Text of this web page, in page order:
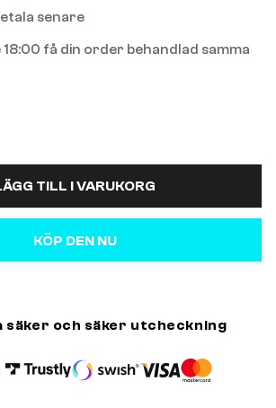
senare
få din order behandlad samma
TILL I VARUKORG
KÖP DEN NU
säker och säker utcheckning